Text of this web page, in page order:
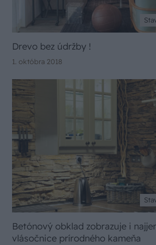
Drevo bez údržby !
1. októbra 2018
Betónový obklad zobrazuje i
vlásočnice prírodného kameňa